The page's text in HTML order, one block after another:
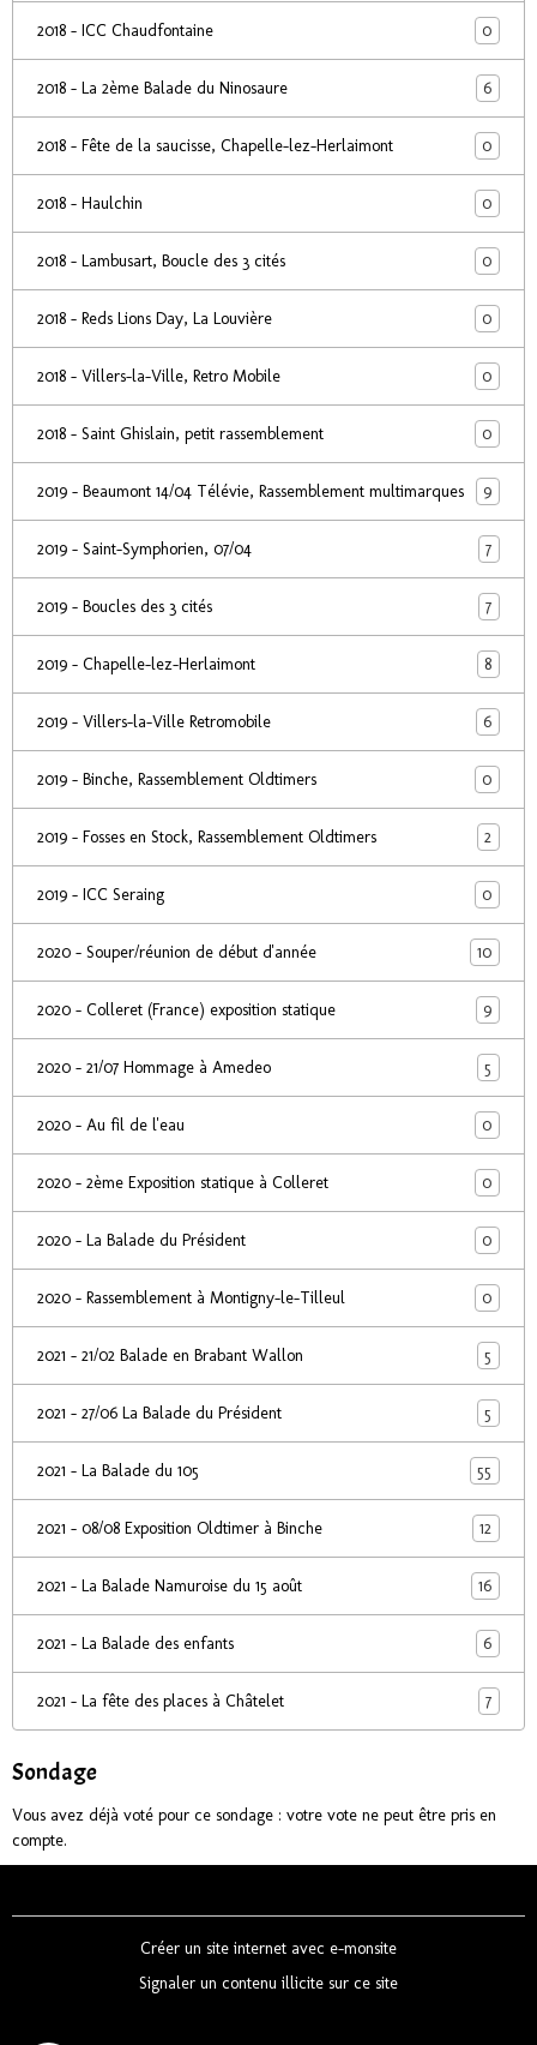
2018 - ICC Chaudfontaine 0
2018 - La 2ème Balade du Ninosaure 6
2018 - Fête de la saucisse, Chapelle-lez-Herlaimont 0
2018 - Haulchin 0
2018 - Lambusart, Boucle des 3 cités 0
2018 - Reds Lions Day, La Louvière 0
2018 - Villers-la-Ville, Retro Mobile 0
2018 - Saint Ghislain, petit rassemblement 0
2019 - Beaumont 14/04 Télévie, Rassemblement multimarques 9
2019 - Saint-Symphorien, 07/04 7
2019 - Boucles des 3 cités 7
2019 - Chapelle-lez-Herlaimont 8
2019 - Villers-la-Ville Retromobile 6
2019 - Binche, Rassemblement Oldtimers 0
2019 - Fosses en Stock, Rassemblement Oldtimers 2
2019 - ICC Seraing 0
2020 - Souper/réunion de début d'année 10
2020 - Colleret (France) exposition statique 9
2020 - 21/07 Hommage à Amedeo 5
2020 - Au fil de l'eau 0
2020 - 2ème Exposition statique à Colleret 0
2020 - La Balade du Président 0
2020 - Rassemblement à Montigny-le-Tilleul 0
2021 - 21/02 Balade en Brabant Wallon 5
2021 - 27/06 La Balade du Président 5
2021 - La Balade du 105 55
2021 - 08/08 Exposition Oldtimer à Binche 12
2021 - La Balade Namuroise du 15 août 16
2021 - La Balade des enfants 6
2021 - La fête des places à Châtelet 7
Sondage
Vous avez déjà voté pour ce sondage : votre vote ne peut être pris en
compte.
Créer un site internet avec e-monsite
Signaler un contenu illicite sur ce site